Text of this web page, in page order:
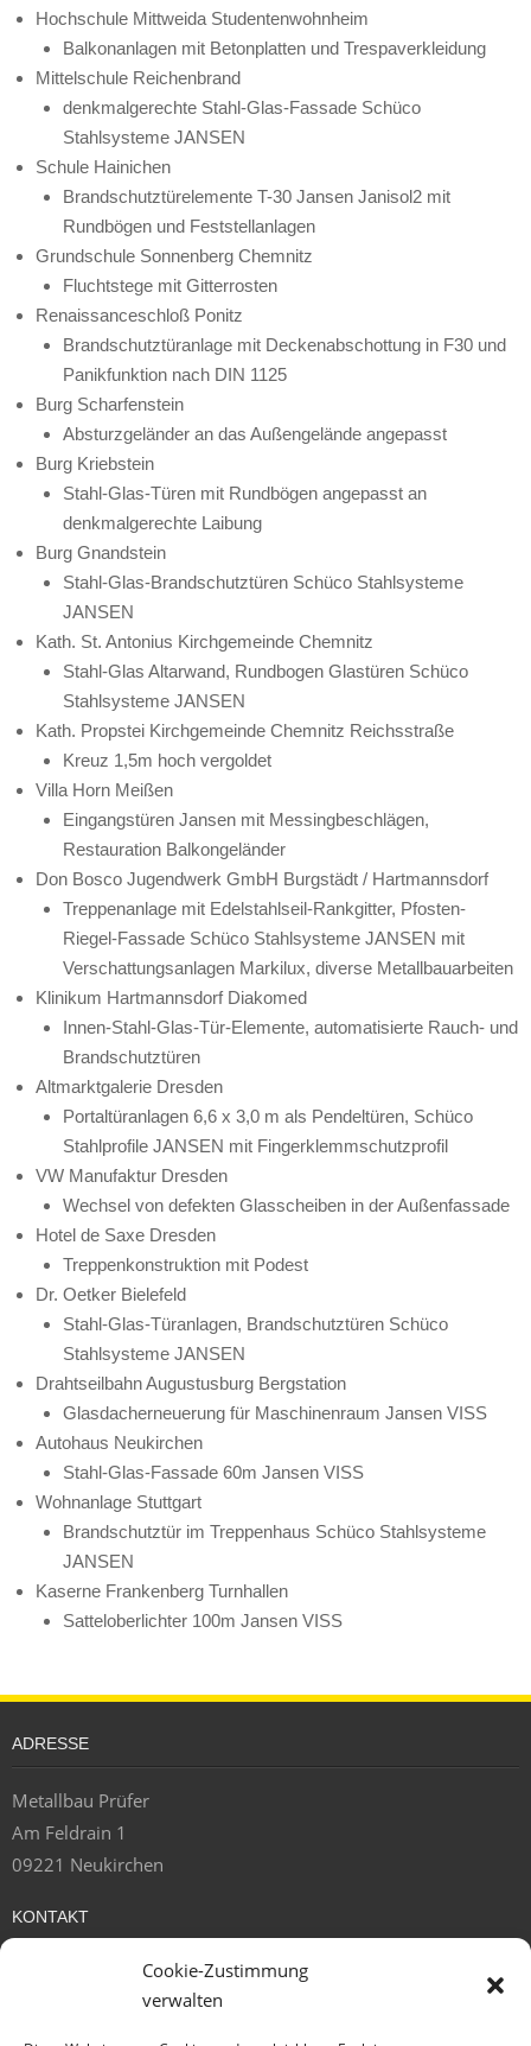
Cookie-Zustimmung
verwalten
Hochschule Mittweida Studentenwohnheim
Balkonanlagen mit Betonplatten und Trespaverkleidung
Mittelschule Reichenbrand
denkmalgerechte Stahl-Glas-Fassade Schüco
Stahlsysteme JANSEN
Schule Hainichen
Brandschutztürelemente T-30 Jansen Janisol2 mit
Rundbögen und Feststellanlagen
Grundschule Sonnenberg Chemnitz
Fluchtstege mit Gitterrosten
Renaissanceschloß Ponitz
Brandschutztüranlage mit Deckenabschottung in F30 und
Panikfunktion nach DIN 1125
Burg Scharfenstein
Absturzgeländer an das Außengelände angepasst
Burg Kriebstein
Stahl-Glas-Türen mit Rundbögen angepasst an
denkmalgerechte Laibung
Burg Gnandstein
Stahl-Glas-Brandschutztüren Schüco Stahlsysteme
JANSEN
Kath. St. Antonius Kirchgemeinde Chemnitz
Stahl-Glas Altarwand, Rundbogen Glastüren Schüco
Stahlsysteme JANSEN
Kath. Propstei Kirchgemeinde Chemnitz Reichsstraße
Kreuz 1,5m hoch vergoldet
Villa Horn Meißen
Eingangstüren Jansen mit Messingbeschlägen,
Restauration Balkongeländer
Don Bosco Jugendwerk GmbH Burgstädt / Hartmannsdorf
Treppenanlage mit Edelstahlseil-Rankgitter, Pfosten-
Riegel-Fassade Schüco Stahlsysteme JANSEN mit
Verschattungsanlagen Markilux, diverse Metallbauarbeiten
Klinikum Hartmannsdorf Diakomed
Innen-Stahl-Glas-Tür-Elemente, automatisierte Rauch- und
Brandschutztüren
Altmarktgalerie Dresden
Portaltüranlagen 6,6 x 3,0 m als Pendeltüren, Schüco
Stahlprofile JANSEN mit Fingerklemmschutzprofil
VW Manufaktur Dresden
Wechsel von defekten Glasscheiben in der Außenfassade
Hotel de Saxe Dresden
Treppenkonstruktion mit Podest
Dr. Oetker Bielefeld
Stahl-Glas-Türanlagen, Brandschutztüren Schüco
Stahlsysteme JANSEN
Drahtseilbahn Augustusburg Bergstation
Glasdacherneuerung für Maschinenraum Jansen VISS
Autohaus Neukirchen
Stahl-Glas-Fassade 60m Jansen VISS
Wohnanlage Stuttgart
Brandschutztür im Treppenhaus Schüco Stahlsysteme
JANSEN
Kaserne Frankenberg Turnhallen
Satteloberlichter 100m Jansen VISS
ADRESSE
Metallbau Prüfer
Am Feldrain 1
09221 Neukirchen
KONTAKT
Tel.: 0371 / 77 51 80 -0
info@metallbau-pruefer.de